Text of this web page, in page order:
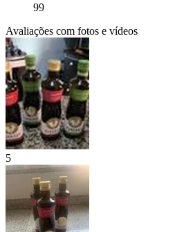
99
Avaliações com fotos e vídeos
5